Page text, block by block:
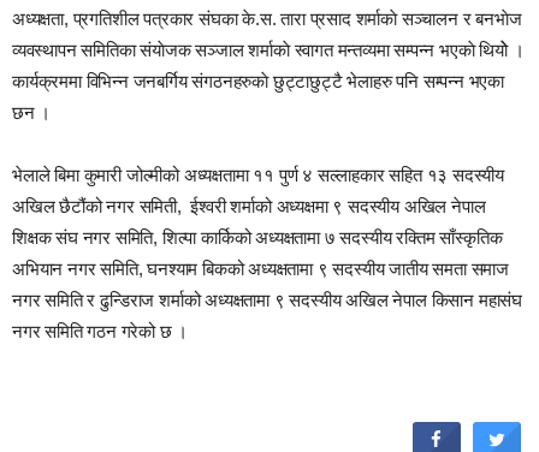
अध्यक्षता, प्रगतिशील पत्रकार संघका के.स. तारा प्रसाद शर्माकाे सञ्चालन र बनभाेज
व्यवस्थापन समितिका संयाेजक सञ्जाल शर्माकाे स्वागत मन्तव्यमा सम्पन्न भएकाे थियोे ।
कार्यक्रममा विभिन्न जनबर्गिय संगठनहरुकाे छुट्टाछुट्टै भेलाहरु पनि सम्पन्न भएका
छन ।
भेलाले बिमा कुमारी जोल्मीको अध्यक्षतामा ११ पुर्ण ४ सल्लाहकार सहित १३ सदस्यीय
अखिल छैटौंको नगर समिती, ईश्वरी शर्माको अध्यक्षमा ९ सदस्यीय अखिल नेपाल
शिक्षक संघ नगर समिति, शिल्पा कार्किको अध्यक्षतामा ७ सदस्यीय रक्तिम साँस्कृतिक
अभियान नगर समिति, घनश्याम बिकको अध्यक्षतामा ९ सदस्यीय जातीय समता समाज
नगर समिति र ढुन्डिराज शर्माको अध्यक्षतामा ९ सदस्यीय अखिल नेपाल किसान महासंघ
नगर समिति गठन गरेको छ ।